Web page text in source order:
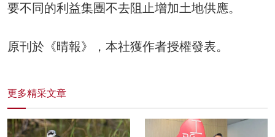
要不同的利益集團不去阻止增加土地供應。
原刊於《晴報》，本社獲作者授權發表。
更多精采文章